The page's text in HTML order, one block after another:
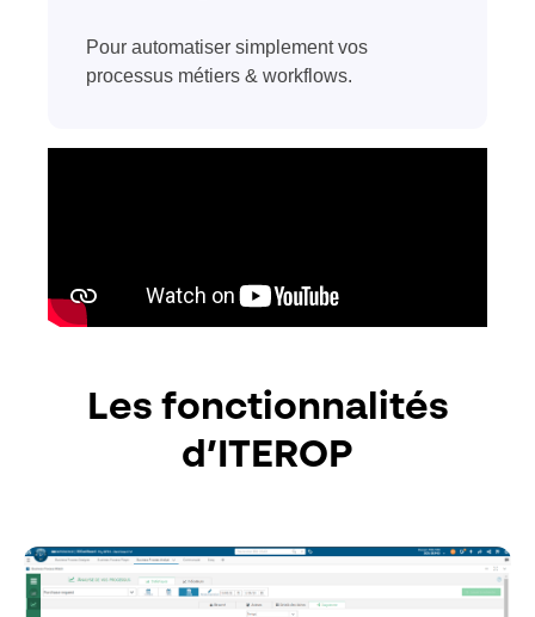
Pour automatiser simplement vos
processus métiers & workflows.
Les fonctionnalités
d’ITEROP